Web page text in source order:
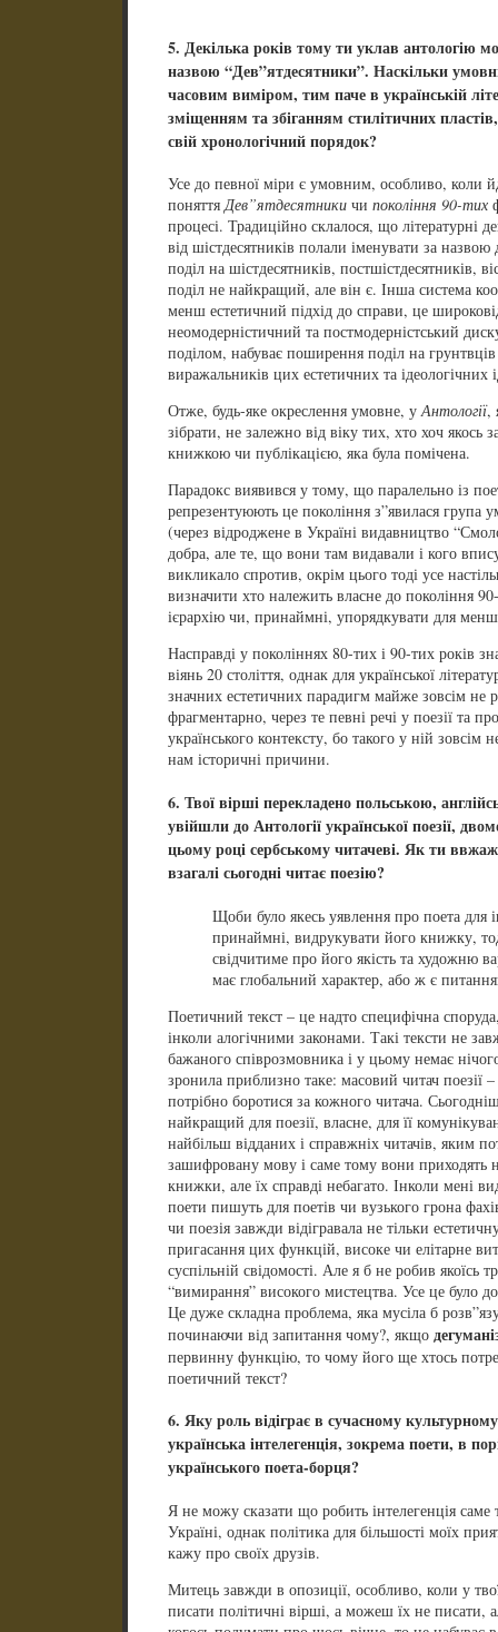
5. Декілька років тому ти уклав антологію
назвою “Дев”ятдесятники”. Наскільки
часовим виміром, тим паче в українській
зміщенням та збіганням стилітичних
свій хронологічний порядок?
Усе до певної міри є умовним, особливо, коли
поняттяДев”ятдесятникичи покоління 90-тих
процесі. Традиційно склалося, що літературні
від шістдесятників полали іменувати за
поділ на шістдесятників, постшістдесятників,
поділ не найкращий, але він є. Інша система
менш естетичний підхід до справи, це
неомодерністичний та постмодерністський
поділом, набуває поширення поділ на
виражальників цих естетичних та ідеологічних
Отже, будь-яке окреслення умовне, уАнтології,
зібрати, не залежно від віку тих, хто хоч якось
книжкою чи публікацією, яка була помічена.
Парадокс виявився у тому, що паралельно із
репрезентуюють це покоління з”явилася група
(через відроджене в Україні видавництво
добра, але те, що вони там видавали і кого
викликало спротив, окрім цього тоді усе
визначити хто належить власне до покоління
ієрархію чи, принаймні, упорядкувати для
Насправді у поколіннях 80-тих і 90-тих років
віянь 20 століття, однак для української
значних естетичних парадигм майже зовсім не
фрагментарно, через те певні речі у поезії та
українського контексту, бо такого у ній зовсім
нам історичні причини.
6. Твої вірші перекладено польською,
увійшли до Антології української поезії,
цьому році сербському читачеві. Як ти
взагалі сьогодні читає поезію?
Щоби було якесь уявлення про поета для
принаймні, видрукувати його книжку,
свідчитиме про його якість та художню
має глобальний характер, або ж є
Поетичний текст – це надто специфічна
інколи алогічними законами. Такі тексти не
бажаного співрозмовника і у цьому немає
зронила приблизно таке: масовий читач поезії
потрібно боротися за кожного читача.
найкращий для поезії, власне, для її
найбільш відданих і справжніх читачів, яким
зашифровану мову і саме тому вони приходять
книжки, але їх справді небагато. Інколи мені
поети пишуть для поетів чи вузького грона
чи поезія завжди відігравала не тільки
пригасання цих функцій, високе чи елітарне
суспільній свідомості. Але я б не робив якоїсь
“вимирання” високого мистецтва. Усе це було
Це дуже складна проблема, яка мусіла б
починаючи від запитання чому?, якщо
первинну функцію, то чому його ще хтось
поетичний текст?
6. Яку роль відіграє в сучасному
українська інтелегенція, зокрема поети, в
українського поета-борця?
Я не можу сказати що робить інтелегенція
Україні, однак політика для більшості моїх
кажу про своїх друзів.
Митець завжди в опозиції, особливо, коли у
писати політичні вірші, а можеш їх не